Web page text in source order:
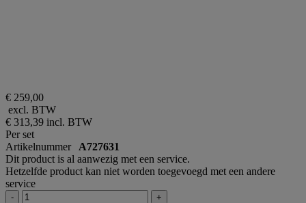
€ 259,00
excl. BTW
€ 313,39 incl. BTW
Per set
Artikelnummer A727631
Dit product is al aanwezig met een service.
Hetzelfde product kan niet worden toegevoegd met een andere
service
- +